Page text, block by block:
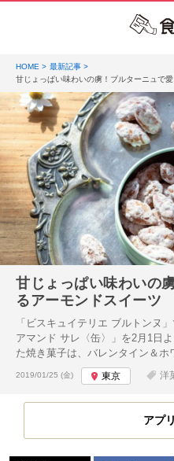
HOME
最新記事
甘じょっぱい味わいの虜！ブルターニュで
甘じょっぱい味わいの
るアーモンドスイーツ
「ビスキュイテリエ ブルトンヌ
アマンド サレ〈缶〉」を2月1日
た焼き菓子は、バレンタイン＆ホ
投稿日:
2019/01/25 (金) 東京 洋
アプ